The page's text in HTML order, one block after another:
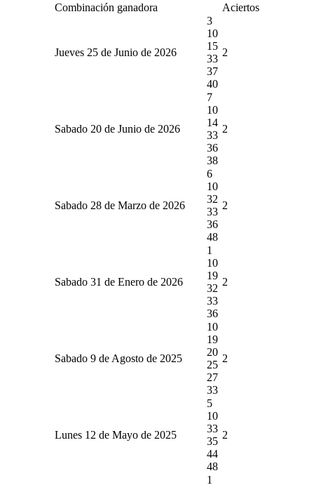
Combinación ganadora Aciertos
Jueves 25 de Junio de 2026
3
10
15
33
37
40
2
Sabado 20 de Junio de 2026
7
10
14
33
36
38
2
Sabado 28 de Marzo de 2026
6
10
32
33
36
48
2
Sabado 31 de Enero de 2026
1
10
19
32
33
36
2
Sabado 9 de Agosto de 2025
10
19
20
25
27
33
2
Lunes 12 de Mayo de 2025
5
10
33
35
44
48
2
1